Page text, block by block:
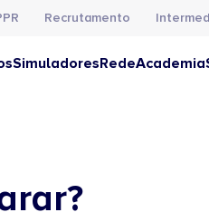
Recrutamento
SimuladoresRedeAcademia